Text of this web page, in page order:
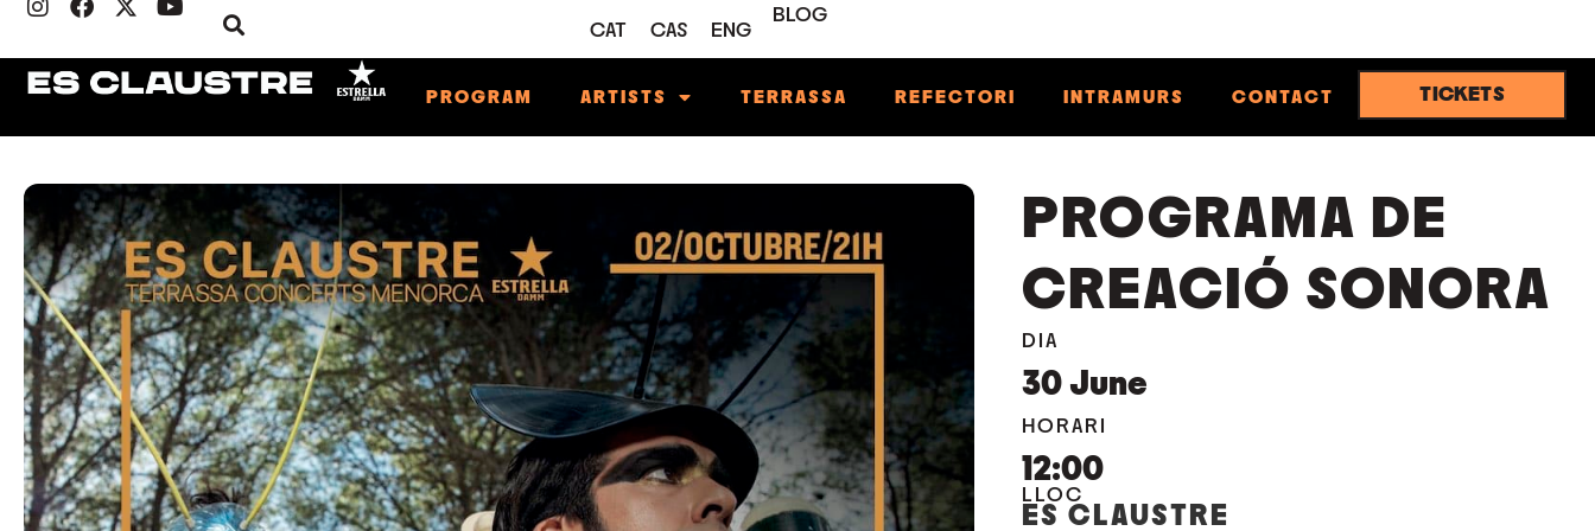
CAT CAS ENG
BLOG
PROGRAM ARTISTS TERRASSA REFECTORI INTRAMURS CONTACT TICKETS
PROGRAMA DE
CREACIÓ SONORA
DIA
30 June
HORARI
12:00
LLOC
ES CLAUSTRE